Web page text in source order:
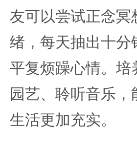
友可以尝试正念冥
绪，每天抽出十分
平复烦躁心情。培
园艺、聆听音乐
生活更加充实。